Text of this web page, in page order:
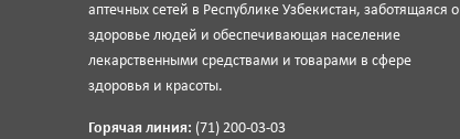
аптечных сетей в Республике Узбекистан, заботящаяся о
здоровье людей и обеспечивающая население
лекарственными средствами и товарами в сфере
здоровья и красоты.
Горячая линия: (71) 200-03-03